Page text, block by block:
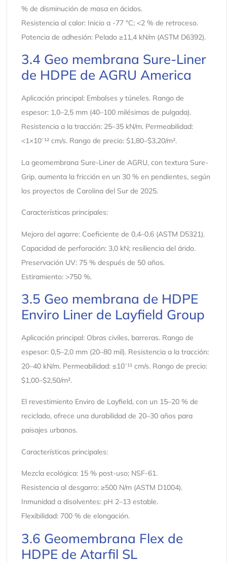
% de disminución de masa en ácidos.
Resistencia al calor: Inicio a -77 °C; <2 % de retroceso.
Potencia de adhesión: Pelado ≥11,4 kN/m (ASTM D6392).
3.4 Geo membrana Sure-Liner
de HDPE de AGRU America
Aplicación principal: Embalses y túneles. Rango de
espesor: 1,0–2,5 mm (40–100 milésimas de pulgada).
Resistencia a la tracción: 25–35 kN/m. Permeabilidad:
<1×10⁻¹² cm/s. Rango de precio: $1,80–$3,20/m².
La geomembrana Sure-Liner de AGRU, con textura Sure-
Grip, aumenta la fricción en un 30 % en pendientes, según
los proyectos de Carolina del Sur de 2025.
Características principales:
Mejora del agarre: Coeficiente de 0,4–0,6 (ASTM D5321).
Capacidad de perforación: 3,0 kN; resiliencia del árido.
Preservación UV: 75 % después de 50 años.
Estiramiento: >750 %.
3.5 Geo membrana de HDPE
Enviro Liner de Layfield Group
Aplicación principal: Obras civiles, barreras. Rango de
espesor: 0,5–2,0 mm (20–80 mil). Resistencia a la tracción:
20–40 kN/m. Permeabilidad: ≤10⁻¹¹ cm/s. Rango de precio:
$1,00–$2,50/m².
El revestimiento Enviro de Layfield, con un 15–20 % de
reciclado, ofrece una durabilidad de 20–30 años para
paisajes urbanos.
Características principales:
Mezcla ecológica: 15 % post-uso; NSF-61.
Resistencia al desgarro: ≥500 N/m (ASTM D1004).
Inmunidad a disolventes: pH 2–13 estable.
Flexibilidad: 700 % de elongación.
3.6 Geomembrana Flex de
HDPE de Atarfil SL